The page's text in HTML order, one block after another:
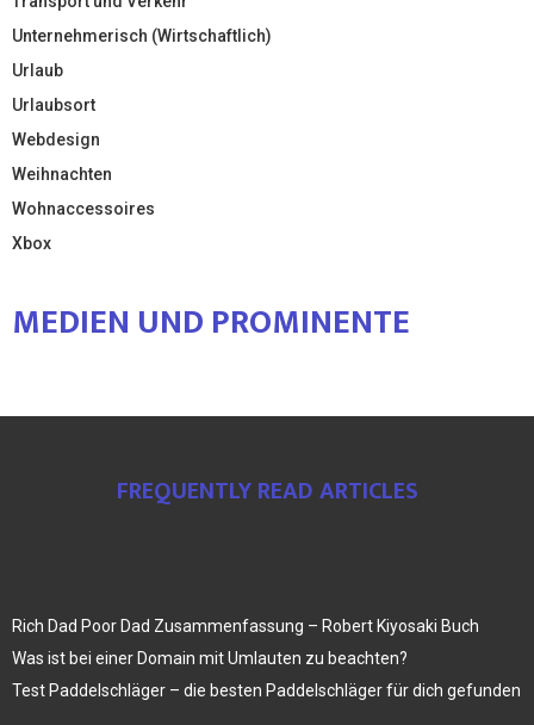
Unternehmerisch (Wirtschaftlich)
Urlaub
Urlaubsort
Webdesign
Weihnachten
Wohnaccessoires
Xbox
MEDIEN UND PROMINENTE
FREQUENTLY READ ARTICLES
Rich Dad Poor Dad Zusammenfassung – Robert Kiyosaki Buch
Was ist bei einer Domain mit Umlauten zu beachten?
Test Paddelschläger – die besten Paddelschläger für dich gefunden